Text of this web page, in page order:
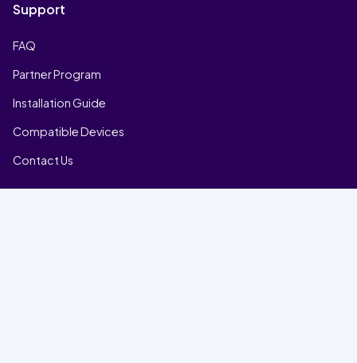
Support
FAQ
Partner Program
Installation Guide
Compatible Devices
Contact Us